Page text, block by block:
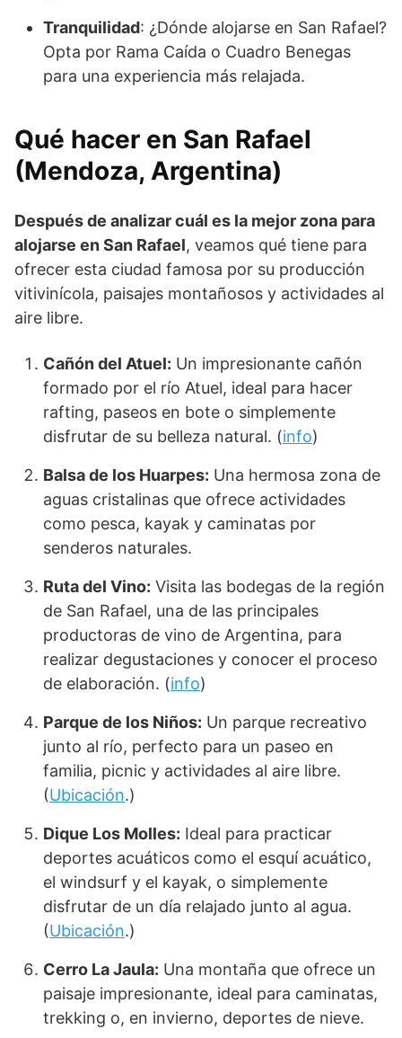
Tranquilidad: ¿Dónde alojarse en San Rafael?
Opta por Rama Caída o Cuadro Benegas
para una experiencia más relajada.
Qué hacer en San Rafael
(Mendoza, Argentina)
Después de analizar cuál es la mejor zona para
alojarse en San Rafael, veamos qué tiene para
ofrecer esta ciudad famosa por su producción
vitivinícola, paisajes montañosos y actividades al
aire libre.
Cañón del Atuel: Un impresionante cañón
formado por el río Atuel, ideal para hacer
rafting, paseos en bote o simplemente
disfrutar de su belleza natural. (info)
Balsa de los Huarpes: Una hermosa zona de
aguas cristalinas que ofrece actividades
como pesca, kayak y caminatas por
senderos naturales.
Ruta del Vino: Visita las bodegas de la región
de San Rafael, una de las principales
productoras de vino de Argentina, para
realizar degustaciones y conocer el proceso
de elaboración. (info)
Parque de los Niños: Un parque recreativo
junto al río, perfecto para un paseo en
familia, picnic y actividades al aire libre.
(Ubicación.)
Dique Los Molles: Ideal para practicar
deportes acuáticos como el esquí acuático,
el windsurf y el kayak, o simplemente
disfrutar de un día relajado junto al agua.
(Ubicación.)
Cerro La Jaula: Una montaña que ofrece un
paisaje impresionante, ideal para caminatas,
trekking o, en invierno, deportes de nieve.